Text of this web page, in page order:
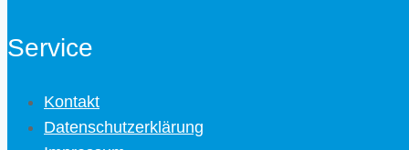
Service
Kontakt
Datenschutzerklärung